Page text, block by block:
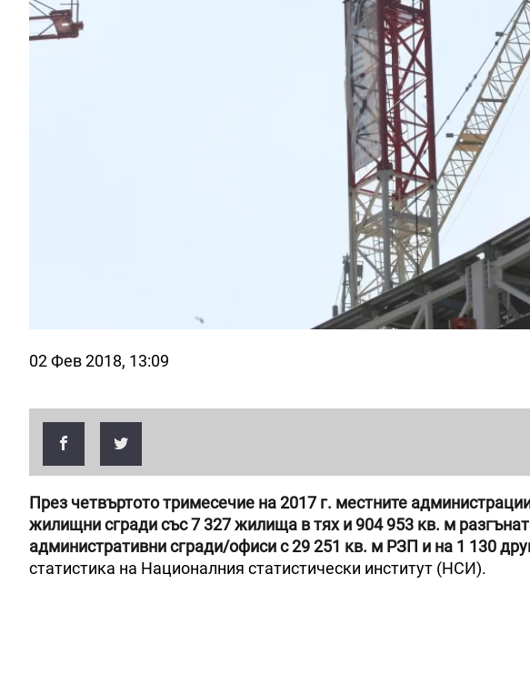
02 Фев 2018, 13:09
През четвъртото тримесечие на 2017 г. местните
жилищни сгради със 7 327 жилища в тях и 904 953 кв. м
административни сгради/офиси с 29 251 кв. м РЗП и на 1 130
статистика на Националния статистически институт (НСИ).